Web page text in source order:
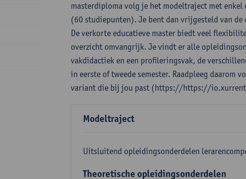
masterdiploma volg je het modeltraject met
(60 studiepunten). Je bent dan vrijgesteld van de
De verkorte educatieve master biedt veel
overzicht omvangrijk. Je vindt er alle
vakdidactiek en een profileringsvak, de
in eerste of tweede semester. Raadpleeg daarom
variant die bij jou past (https://https://
Modeltraject
Uitsluitend opleidingsonderdelen
Theoretische opleidingsonderdelen